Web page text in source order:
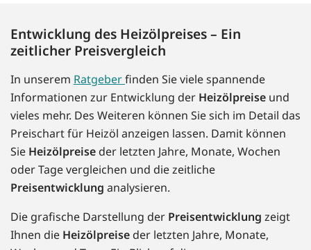
Entwicklung des Heizölpreises – Ein
zeitlicher Preisvergleich
In unserem Ratgeberfinden Sie viele spannende
Informationen zur Entwicklung der Heizölpreise und
vieles mehr. Des Weiteren können Sie sich im Detail das
Preischart für Heizöl anzeigen lassen. Damit können
Sie Heizölpreise der letzten Jahre, Monate, Wochen
oder Tage vergleichen und die zeitliche
Preisentwicklung analysieren.
Die grafische Darstellung der Preisentwicklung zeigt
Ihnen die Heizölpreise der letzten Jahre, Monate,